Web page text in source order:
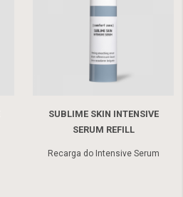
SUBLIME SKIN INTENSIVE
SERUM REFILL
Recarga do Intensive Serum